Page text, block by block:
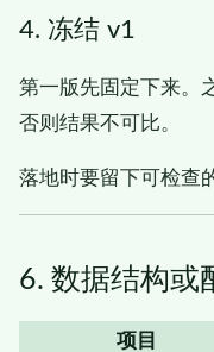
4. 冻结 v1
第一版先固定下来。
否则结果不可比。
落地时要留下可检查
6. 数据结构或
项目